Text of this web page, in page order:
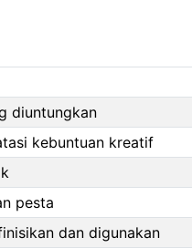
diuntungkan
kebuntuan kreatif
pesta
dan digunakan